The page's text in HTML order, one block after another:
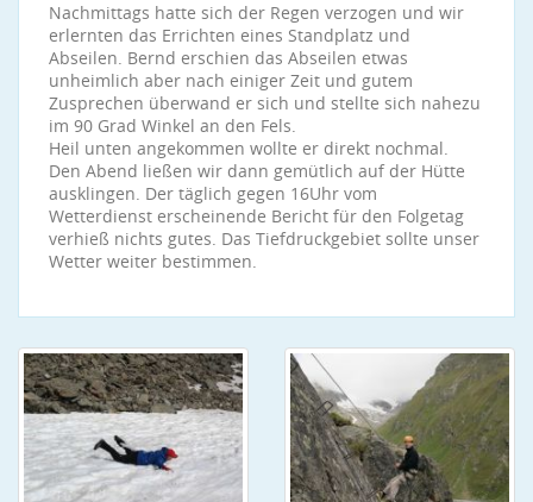
Nachmittags hatte sich der Regen verzogen und wir
erlernten das Errichten eines Standplatz und
Abseilen. Bernd erschien das Abseilen etwas
unheimlich aber nach einiger Zeit und gutem
Zusprechen überwand er sich und stellte sich nahezu
im 90 Grad Winkel an den Fels.
Heil unten angekommen wollte er direkt nochmal.
Den Abend ließen wir dann gemütlich auf der Hütte
ausklingen. Der täglich gegen 16Uhr vom
Wetterdienst erscheinende Bericht für den Folgetag
verhieß nichts gutes. Das Tiefdruckgebiet sollte unser
Wetter weiter bestimmen.